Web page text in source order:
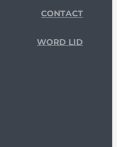
CONTACT
WORD LID